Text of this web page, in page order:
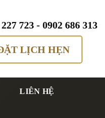
723 - 0902 686 313
LỊCH HẸN
LIÊN HỆ